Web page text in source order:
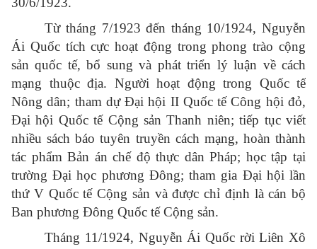
Từ tháng 7/1923 đến tháng 10/1924, Nguyễn
Ái Quốc tích cực hoạt động trong phong trào cộng
sản quốc tế, bổ sung và phát triển lý luận về cách
mạng thuộc địa. Người hoạt động trong Quốc tế
Nông dân; tham dự Đại hội II Quốc tế Công hội đỏ,
Đại hội Quốc tế Cộng sản Thanh niên; tiếp tục viết
nhiều sách báo tuyên truyền cách mạng, hoàn thành
tác phẩm Bản án chế độ thực dân Pháp; học tập tại
trường Đại học phương Đông; tham gia Đại hội lần
thứ V Quốc tế Cộng sản và được chỉ định là cán bộ
Ban phương Đông Quốc tế Cộng sản.
Tháng 11/1924, Nguyễn Ái Quốc rời Liên Xô